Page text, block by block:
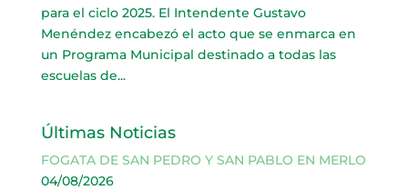
para el ciclo 2025. El Intendente Gustavo
Menéndez encabezó el acto que se enmarca en
un Programa Municipal destinado a todas las
escuelas de...
Últimas Noticias
FOGATA DE SAN PEDRO Y SAN PABLO EN MERLO
04/08/2026